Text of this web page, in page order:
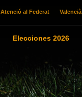
Atenció al Federat Valencià
Elecciones 2026